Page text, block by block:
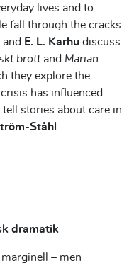
lives and to
fall through the cracks.
and E. L. Karhu discuss
brott and Marian
they explore the
has influenced
stories about care in
Ståhl.
dramatik
– men